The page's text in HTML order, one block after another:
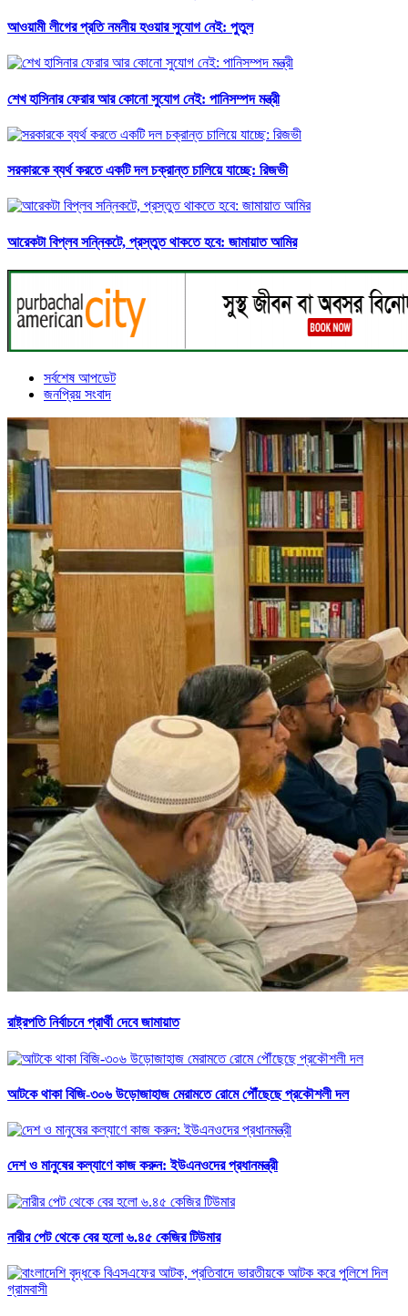
আওয়ামী লীগের প্রতি নমনীয় হওয়ার সুযোগ নেই: পুতুল
শেখ হাসিনার ফেরার আর কোনো সুযোগ নেই: পানিসম্পদ মন্ত্রী
সরকারকে ব্যর্থ করতে একটি দল চক্রান্ত চালিয়ে যাচ্ছে: রিজভী
আরেকটা বিপ্লব সন্নিকটে, প্রস্তুত থাকতে হবে: জামায়াত আমির
সর্বশেষ আপডেট
জনপ্রিয় সংবাদ
রাষ্ট্রপতি নির্বাচনে প্রার্থী দেবে জামায়াত
আটকে থাকা বিজি-৩০৬ উড়োজাহাজ মেরামতে রোমে পৌঁছেছে প্রকৌশলী দল
দেশ ও মানুষের কল্যাণে কাজ করুন: ইউএনওদের প্রধানমন্ত্রী
নারীর পেট থেকে বের হলো ৬.৪৫ কেজির টিউমার